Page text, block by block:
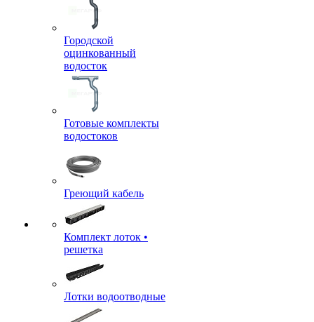
Городской
оцинкованный
водосток
Готовые комплекты
водостоков
Греющий кабель
Комплект лоток •
решетка
Лотки водоотводные